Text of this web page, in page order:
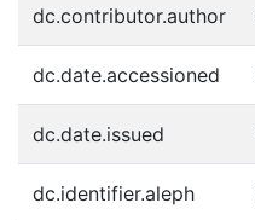
dc.contributor.author
dc.date.accessioned
dc.date.issued
dc.identifier.aleph